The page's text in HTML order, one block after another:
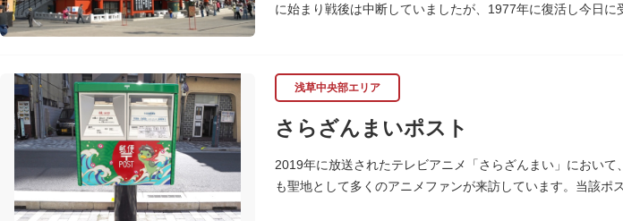
に始まり戦後は中断していましたが、1977年に復活し今日に
「集まる」という縁起の良い意味を持つ故事に由来してい
巡拝しましょう。
江戸文化発祥の地といわれる浅草には、観音様の境内を中心
訪ねながら江戸文化の面影を偲んでみてはいかがでしょうか。
御利益にあやかりながらの散策は、福徳と心の安らぎを与え
浅草中央部エリア
さらざんまいポスト
2019年に放送されたテレビアニメ「さらざんまい」におい
も聖地として多くのアニメファンが来訪しています。当該ポ